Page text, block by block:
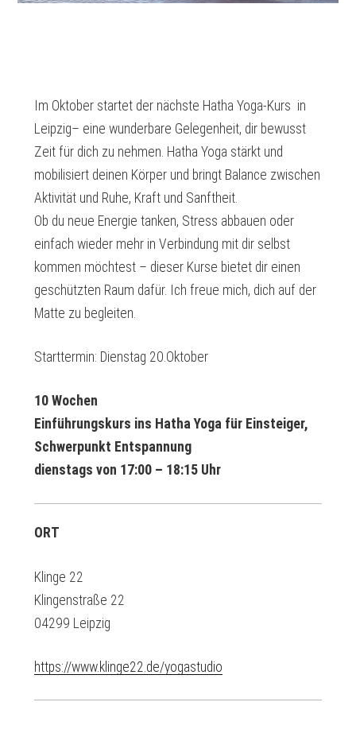
Im Oktober startet der nächste Hatha Yoga-Kurs in
Leipzig– eine wunderbare Gelegenheit, dir bewusst
Zeit für dich zu nehmen. Hatha Yoga stärkt und
mobilisiert deinen Körper und bringt Balance zwischen
Aktivität und Ruhe, Kraft und Sanftheit.
Ob du neue Energie tanken, Stress abbauen oder
einfach wieder mehr in Verbindung mit dir selbst
kommen möchtest – dieser Kurse bietet dir einen
geschützten Raum dafür. Ich freue mich, dich auf der
Matte zu begleiten.
Starttermin: Dienstag 20.Oktober
10 Wochen
Einführungskurs ins Hatha Yoga für Einsteiger,
Schwerpunkt Entspannung
dienstags von 17:00 – 18:15 Uhr
ORT
Klinge 22
Klingenstraße 22
04299 Leipzig
https://www.klinge22.de/yogastudio